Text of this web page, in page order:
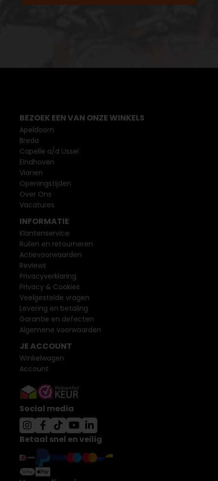
BEZOEK EEN VAN ONZE WINKELS
Apeldoorn
Breda
Capelle a/d IJssel
Eindhoven
Vianen
Openingstijden
Over Ons
Vacatures
INFORMATIE
Klantenservice
Ruilen en retourneren
Actievoorwaarden
Reviews
Privacyverklaring
Privacy & Cookies
Veelgestelde vragen
Levering en betaling
Garantie en defecten
Algemene voorwaarden
JE ACCOUNT
Winkelwagen
Account
Social media
Betaal snel en veilig